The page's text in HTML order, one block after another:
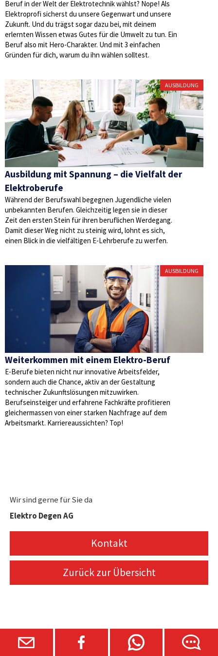
Beruf in der Welt der Elektrotechnik wählst? Nope! Als
Elektroprofi sicherst du unsere Gegenwart und unsere
Zukunft. Und du trägst sogar dazu bei, mit deinem
erlernten Wissen etwas Gutes für die Umwelt zu tun. Ein
Beruf also mit Hero-Charakter. Und mit 3 einfachen
Gründen für dich, warum du ihn wählen solltest.
AUSBILDUNG
Ausbildung mit Spannung – die Vielfalt der
Elektroberufe
Während der Berufswahl begegnen Jugendliche vielen
unbekannten Berufen. Gleichzeitig legen sie in dieser
Zeit den ersten Stein für ihren beruflichen Werdegang.
Damit dieser Weg nicht zu steinig wird, lohnt es sich,
einen Blick in die vielfältigen E-Lehrberufe zu werfen.
AUSBILDUNG
Weiterkommen mit einem Elektro-Beruf
E-Berufe bieten nicht nur innovative Arbeitsfelder,
sondern auch die Chance, aktiv an der Gestaltung
technischer Zukunftslösungen mitzuwirken.
Berufseinsteiger und erfahrene Fachkräfte profitieren
gleichermassen von einer starken Nachfrage auf dem
Arbeitsmarkt. Karriereaussichten? Top!
Wir sind gerne für Sie da
Elektro Degen AG
Kontakt
Zurück zur Übersicht